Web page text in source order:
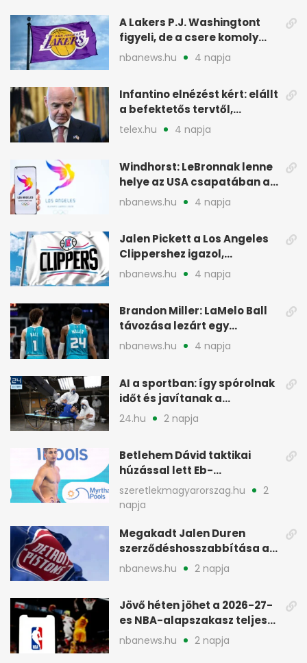
A Lakers P.J. Washingtont
figyeli, de a csere komoly
akadályokba ütközhet
nbanews.hu 4 napja
Infantino elnézést kért: elállt
a befektetős tervtől,
maradhat FIFA-elnök
telex.hu 4 napja
Windhorst: LeBronnak lenne
helye az USA csapatában a
2028-as olimpián
nbanews.hu 4 napja
Jalen Pickett a Los Angeles
Clippershez igazol,
kétirányú szerződéssel
nbanews.hu 4 napja
Brandon Miller: LaMelo Ball
távozása lezárt egy
korszakot a Hornetsnél
nbanews.hu 4 napja
AI a sportban: így spórolnak
időt és javítanak a
teljesítményen
24.hu 2 napja
Betlehem Dávid taktikai
húzással lett Eb-
aranyérmes Párizsban
szeretlekmagyarorszag.hu
2
napja
Megakadt Jalen Duren
szerződéshosszabbítása a
Detroit Pistonsnál
nbanews.hu 2 napja
Jövő héten jöhet a 2026-27-
es NBA-alapszakasz teljes
menetrendje
nbanews.hu 2 napja